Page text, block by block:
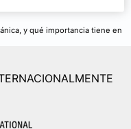
y qué importancia tiene en